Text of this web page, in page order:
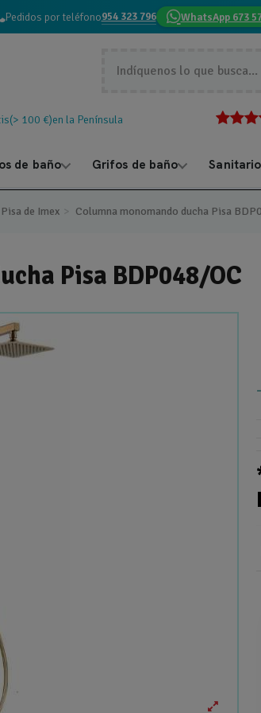
Pedidos por teléfono954 323 796 WhatsApp 673
100 €)en la Península
de baño Grifos de baño
de Imex Columna monomando ducha Pisa
Pisa BDP048/OC